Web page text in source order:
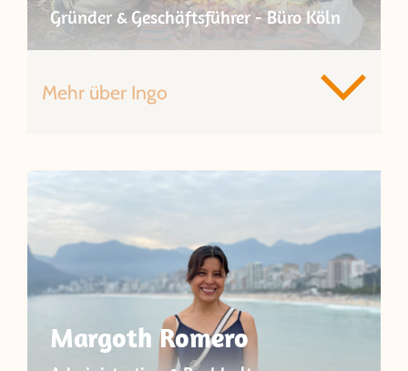
Gründer & Geschäftsführer - Büro Köln
Mehr über Ingo
Margoth Romero